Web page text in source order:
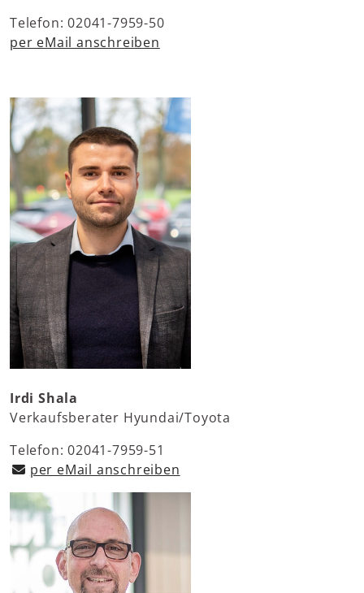
Telefon: 02041-7959-50
per eMail anschreiben
Irdi Shala
Verkaufsberater Hyundai/Toyota
Telefon: 02041-7959-51
per eMail anschreiben